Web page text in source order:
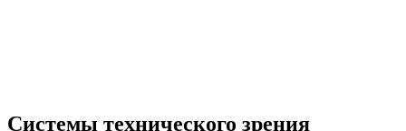
Системы технического зрения